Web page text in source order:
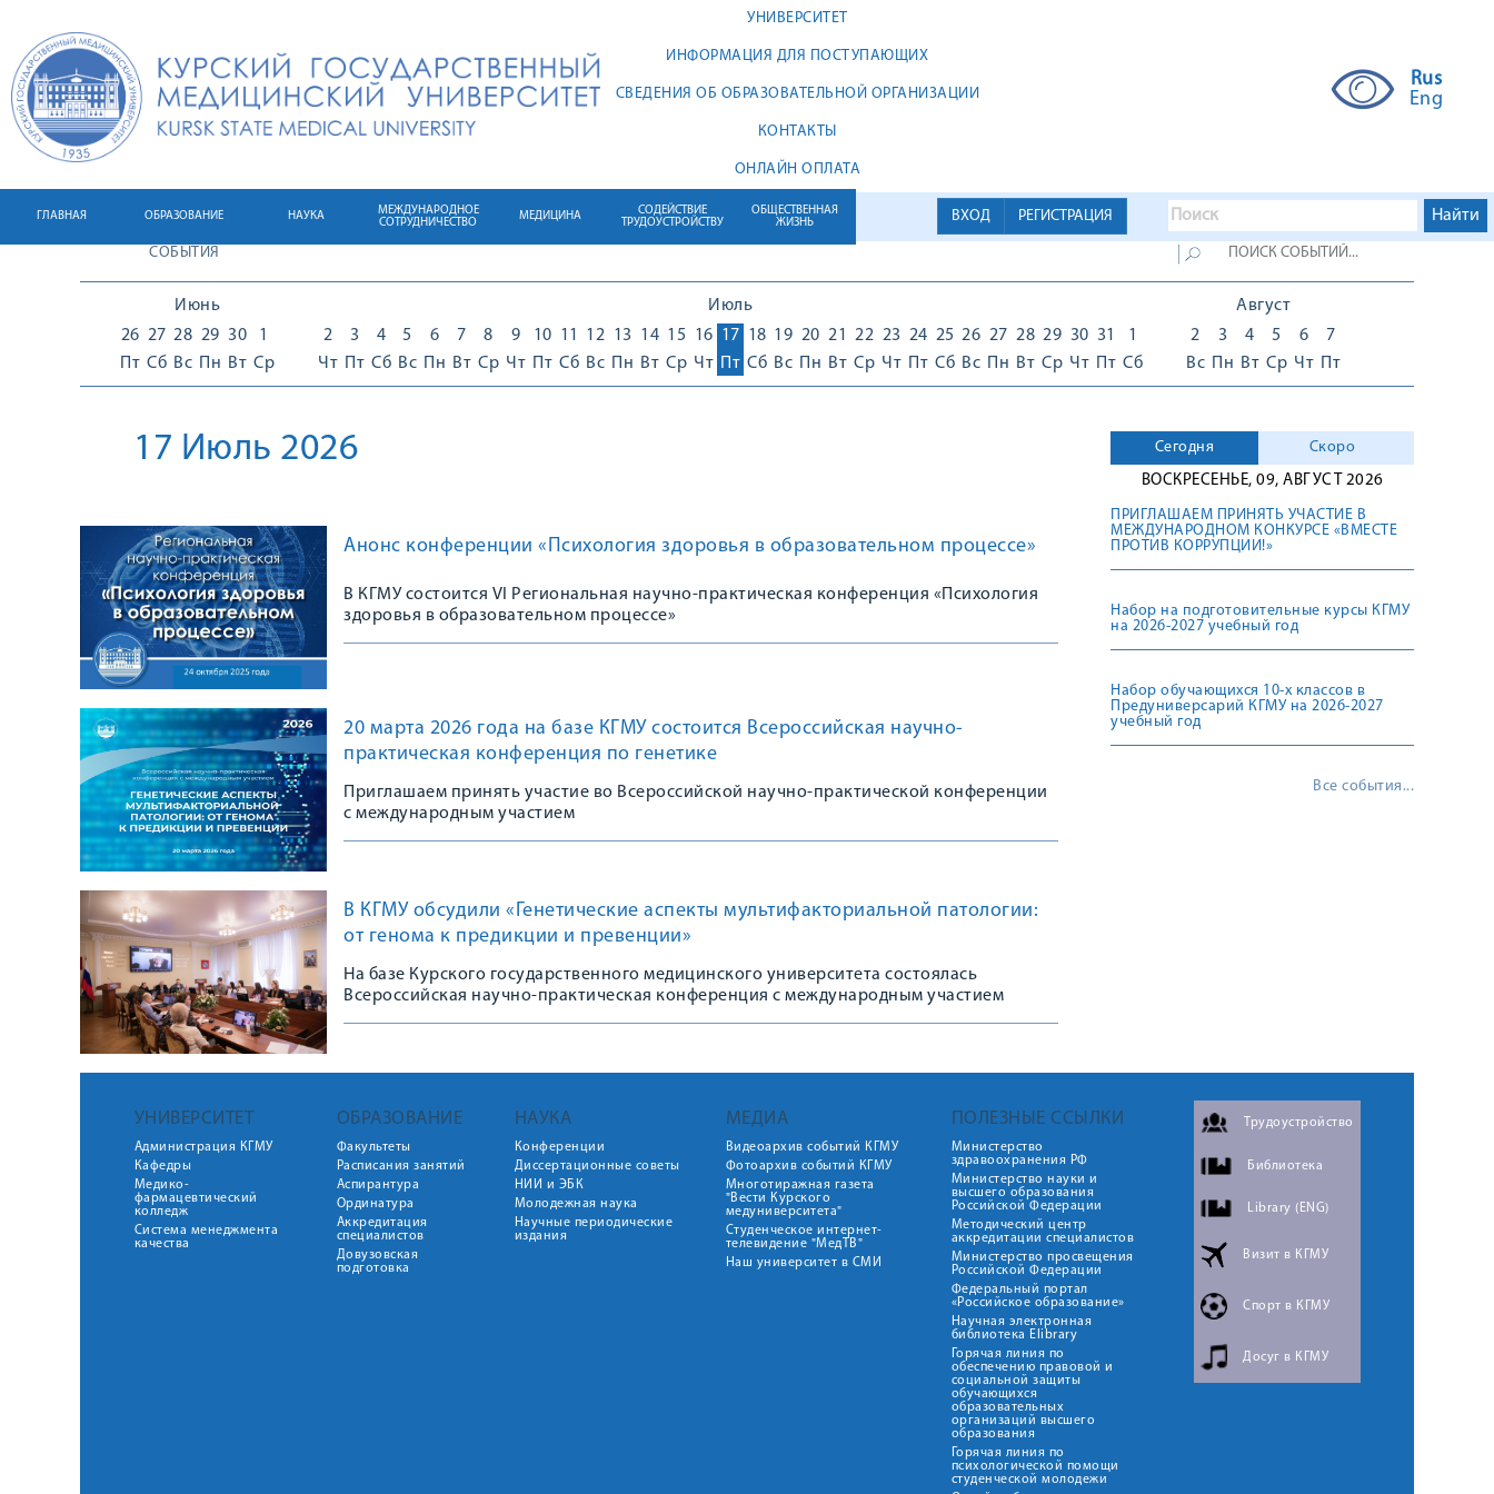
УНИВЕРСИТЕТ
ИНФОРМАЦИЯ ДЛЯ ПОСТУПАЮЩИХ
СВЕДЕНИЯ ОБ ОБРАЗОВАТЕЛЬНОЙ ОРГАНИЗАЦИИ
КОНТАКТЫ
ОНЛАЙН ОПЛАТА
Rus
Eng
ВХОД РЕГИСТРАЦИЯ
ГЛАВНАЯ ОБРАЗОВАНИЕ НАУКА
МЕЖДУНАРОДНОЕ
СОТРУДНИЧЕСТВО
МЕДИЦИНА
СОДЕЙСТВИЕ
ТРУДОУСТРОЙСТВУ
ОБЩЕСТВЕННАЯ
ЖИЗНЬ
СОБЫТИЯ
Июнь
26
Пт
27
Сб
28
Вс
29
Пн
30
Вт
1
Ср
Июль
2
Чт
3
Пт
4
Сб
5
Вс
6
Пн
7
Вт
8
Ср
9
Чт
10
Пт
11
Сб
12
Вс
13
Пн
14
Вт
15
Ср
16
Чт
17
Пт
18
Сб
19
Вс
20
Пн
21
Вт
22
Ср
23
Чт
24
Пт
25
Сб
26
Вс
27
Пн
28
Вт
29
Ср
30
Чт
31
Пт
1
Сб
Август
2
Вс
3
Пн
4
Вт
5
Ср
6
Чт
7
Пт
17 Июль 2026
Анонс конференции «Психология здоровья в образовательном процессе»
В КГМУ состоится VI Региональная научно-практическая конференция «Психология
здоровья в образовательном процессе»
20 марта 2026 года на базе КГМУ состоится Всероссийская научно-
практическая конференция по генетике
Приглашаем принять участие во Всероссийской научно-практической конференции
с международным участием
В КГМУ обсудили «Генетические аспекты мультифакториальной патологии:
от генома к предикции и превенции»
На базе Курского государственного медицинского университета состоялась
Всероссийская научно-практическая конференция с международным участием
Сегодня
Скоро
ВОСКРЕСЕНЬЕ, 09, АВГУСТ 2026
ПРИГЛАШАЕМ ПРИНЯТЬ УЧАСТИЕ В
МЕЖДУНАРОДНОМ КОНКУРСЕ «ВМЕСТЕ
ПРОТИВ КОРРУПЦИИ!»
Набор на подготовительные курсы КГМУ
на 2026-2027 учебный год
Набор обучающихся 10-х классов в
Предуниверсарий КГМУ на 2026-2027
учебный год
Все события...
УНИВЕРСИТЕТ
Администрация КГМУ
Кафедры
Медико-
фармацевтический
колледж
Система менеджмента
качества
ОБРАЗОВАНИЕ
Факультеты
Расписания занятий
Аспирантура
Ординатура
Аккредитация
специалистов
Довузовская
подготовка
НАУКА
Конференции
Диссертационные советы
НИИ и ЭБК
Молодежная наука
Научные периодические
издания
МЕДИА
Видеоархив событий КГМУ
Фотоархив событий КГМУ
Многотиражная газета
"Вести Курского
медуниверситета"
Студенческое интернет-
телевидение "МедТВ"
Наш университет в СМИ
ПОЛЕЗНЫЕ ССЫЛКИ
Министерство
здравоохранения РФ
Министерство науки и
высшего образования
Российской Федерации
Методический центр
аккредитации специалистов
Министерство просвещения
Российской Федерации
Федеральный портал
«Российское образование»
Научная электронная
библиотека Elibrary
Горячая линия по
обеспечению правовой и
социальной защиты
обучающихся
образовательных
организаций высшего
образования
Горячая линия по
психологической помощи
студенческой молодежи
Трудоустройство
Библиотека
Library (ENG)
Визит в КГМУ
Спорт в КГМУ
Досуг в КГМУ